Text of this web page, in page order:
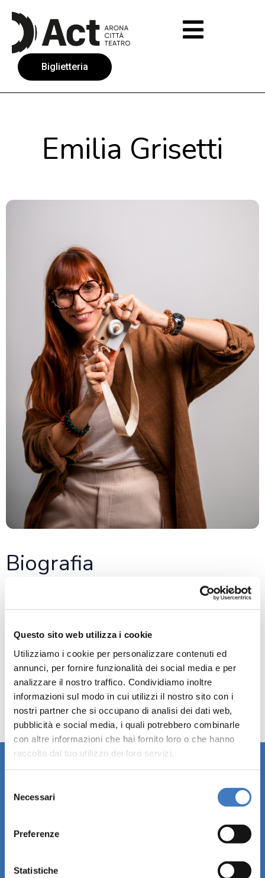
Questo sito web utilizza i cookie
Utilizziamo i cookie per personalizzare contenuti ed
annunci, per fornire funzionalità dei social media e per
analizzare il nostro traffico. Condividiamo inoltre
informazioni sul modo in cui utilizzi il nostro sito con i
nostri partner che si occupano di analisi dei dati web,
pubblicità e social media, i quali potrebbero combinarle
con altre informazioni che hai fornito loro o che hanno
raccolto dal tuo utilizzo dei loro servizi.
delNecessari
Preferenze
Statistiche
Biglietteria
Emilia Grisetti
Biografia
Ruolo: Fotografia e Social Media
Email:media@aronacittateatro.it
Iscriviti alla newsletter
per non perderti i nostri